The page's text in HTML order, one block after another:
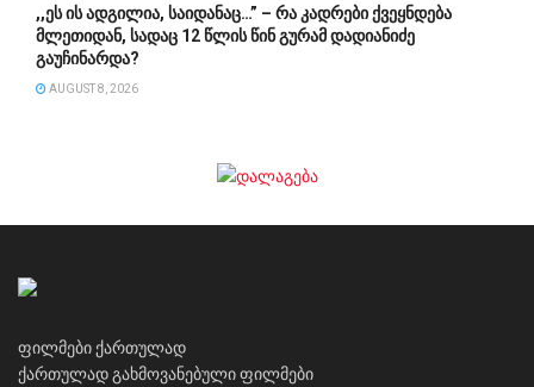
,,ეს ის ადგილია, საიდანაც…” – რა კადრები ქვეყნდება
მლეთიდან, სადაც 12 წლის წინ გურამ დადიანიძე
გაუჩინარდა?
AUGUST 8, 2026
ფილმები ქართულად
ქართულად გახმოვანებული ფილმები